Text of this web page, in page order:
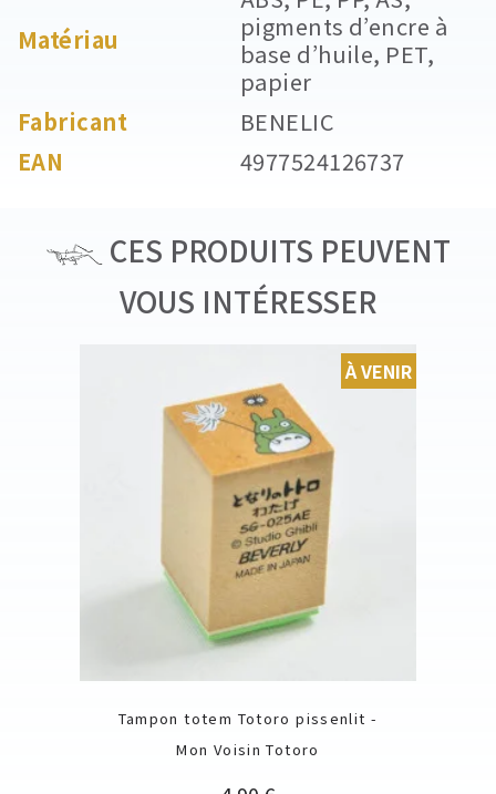
Matériau
pigments d’encre à
base d’huile, PET,
papier
Fabricant
BENELIC
EAN
4977524126737
CES PRODUITS PEUVENT
VOUS INTÉRESSER
Tampon totem Totoro pissenlit -
Mon Voisin Totoro
À VENIR